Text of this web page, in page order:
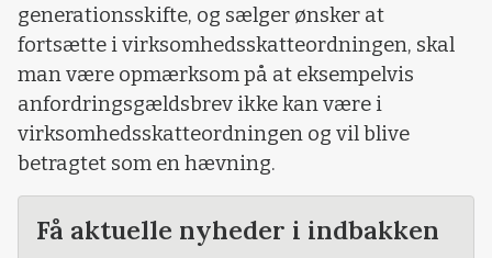
generationsskifte, og sælger ønsker at
fortsætte i virksomhedsskatteordningen, skal
man være opmærksom på at eksempelvis
anfordringsgældsbrev ikke kan være i
virksomhedsskatteordningen og vil blive
betragtet som en hævning.
Få aktuelle nyheder i indbakken